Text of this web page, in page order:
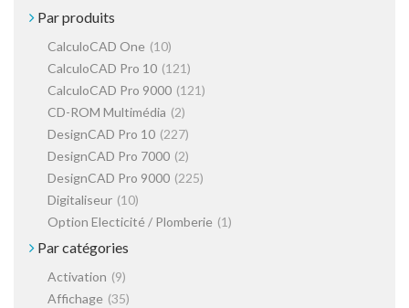
Par produits
CalculoCAD One (10)
CalculoCAD Pro 10 (121)
CalculoCAD Pro 9000 (121)
CD-ROM Multimédia (2)
DesignCAD Pro 10 (227)
DesignCAD Pro 7000 (2)
DesignCAD Pro 9000 (225)
Digitaliseur (10)
Option Electicité / Plomberie (1)
Par catégories
Activation (9)
Affichage (35)